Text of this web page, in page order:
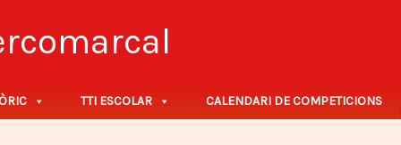
TTI ESCOLAR CALENDARI DE COMPETICIONS